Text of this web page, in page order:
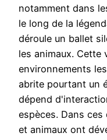
notamment dans
le long de la
déroule un ballet
les animaux. Cette
environnements
abrite pourtant un
dépend
espèces. Dans
et animaux ont